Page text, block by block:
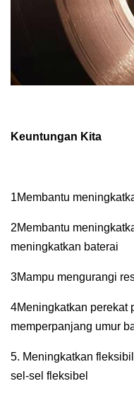
Keuntungan Kita
1Membantu
2Membantu
meningkatkan baterai
3Mampu mengurangi
4Meningkatkan perekat
memperpanjang umur
5. Meningkatkan
sel-sel fleksibel